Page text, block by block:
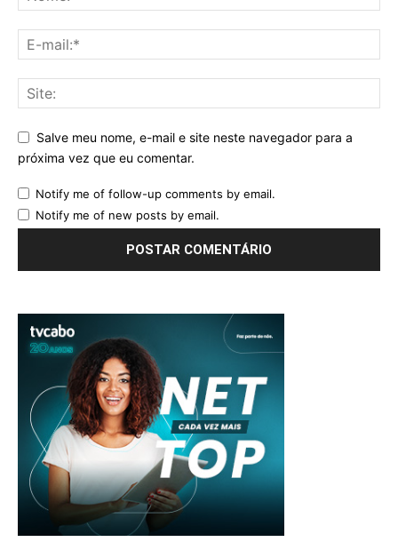
Salve meu nome, e-mail e site neste navegador para a
próxima vez que eu comentar.
Notify me of follow-up comments by email.
Notify me of new posts by email.